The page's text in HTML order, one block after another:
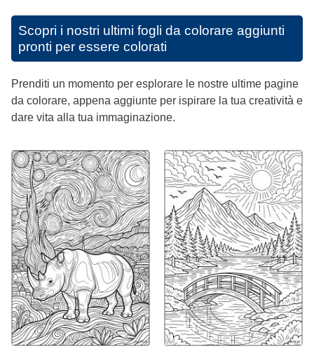
Scopri i nostri ultimi fogli da colorare aggiunti
pronti per essere colorati
Prenditi un momento per esplorare le nostre ultime pagine
da colorare, appena aggiunte per ispirare la tua creatività e
dare vita alla tua immaginazione.